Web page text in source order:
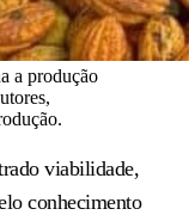
a produção
viabilidade,
conhecimento